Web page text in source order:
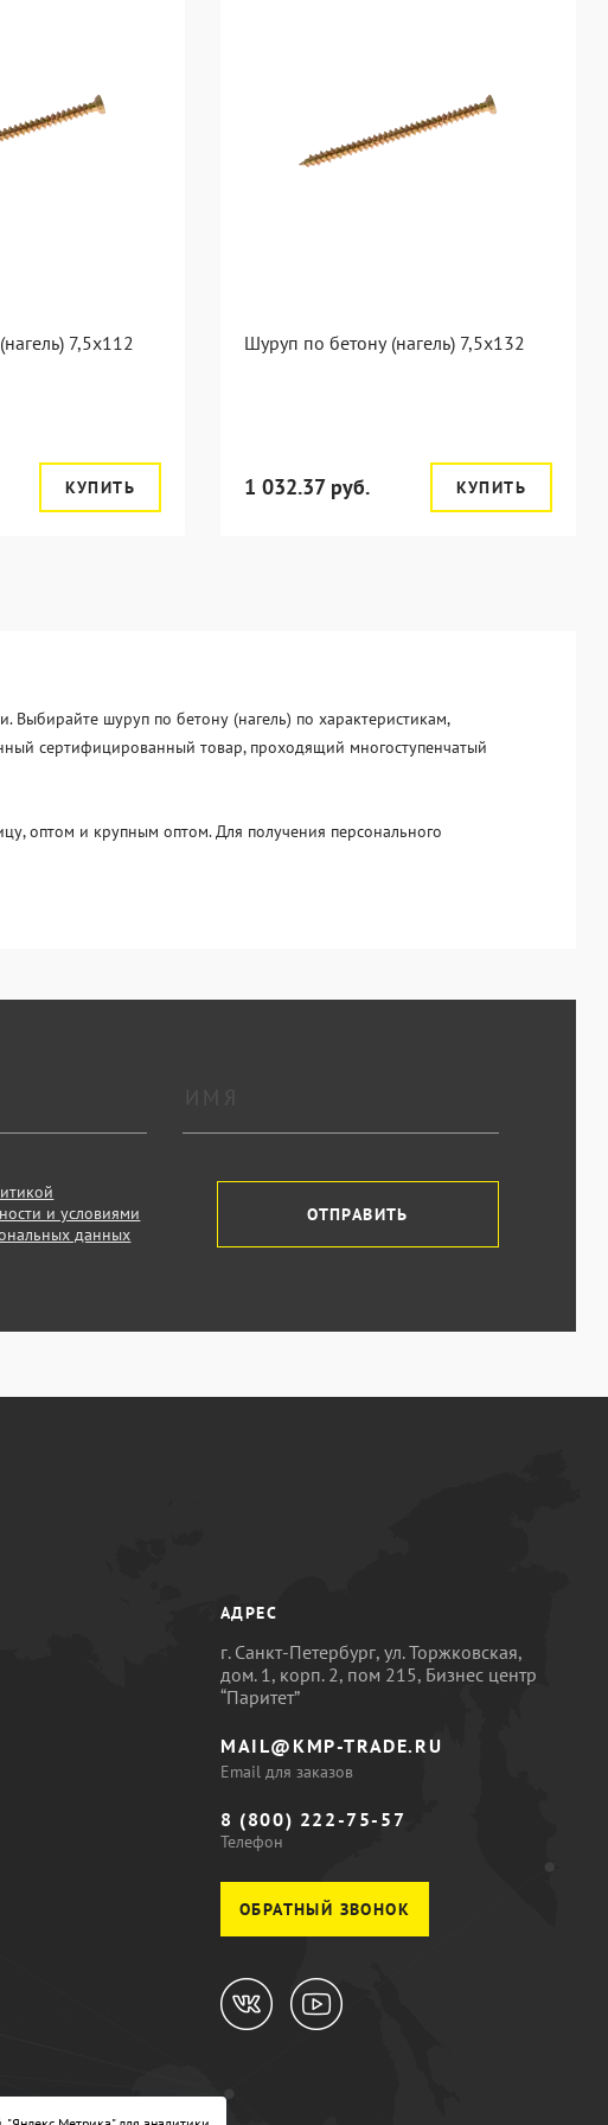
7,5x112
КУПИТЬ
Шуруп по бетону (нагель) 7,5x132
1 032.37 руб. КУПИТЬ
Выбирайте шуруп по бетону (нагель) по характеристикам,
сертифицированный товар, проходящий многоступенчатый
оптом и крупным оптом. Для получения персонального
и условиями
данных
ОТПРАВИТЬ
АДРЕС
г. Санкт-Петербург, ул. Торжковская,
дом. 1, корп. 2, пом 215, Бизнес центр
“Паритет”
MAIL@KMP-TRADE.RU
Email для заказов
8 (800) 222-75-57
Телефон
ОБРАТНЫЙ ЗВОНОК